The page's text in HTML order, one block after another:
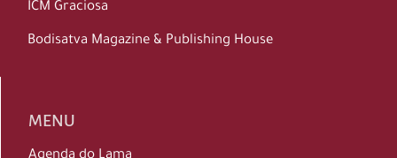
ICM Graciosa
Bodisatva Magazine & Publishing House
MENU